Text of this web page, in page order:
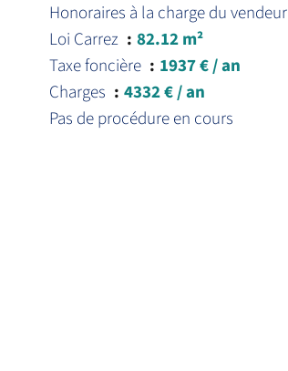
Honoraires à la charge du vendeur
Loi Carrez
82.12 m²
Taxe foncière
1937 € / an
Charges
4332 € / an
Pas de procédure en cours